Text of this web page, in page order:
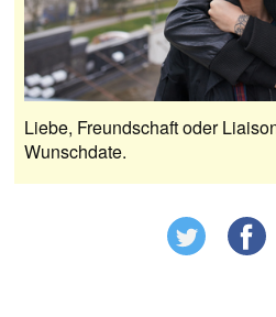
Liebe, Freundschaft oder
Wunschdate.